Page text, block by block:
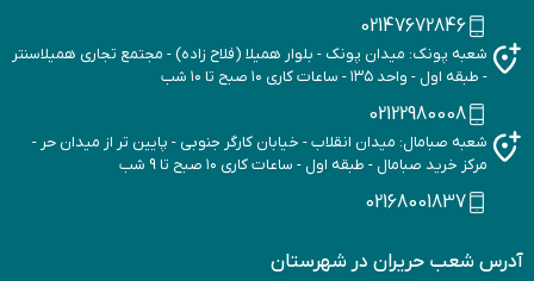
02147672846
شعبه پونک: میدان پونک - بلوار همیلا (فلاح زاده) - مجتمع تجاری همیلاسنتر
- طبقه اول - واحد ۱۳۵ - ساعات کاری ۱۰ صبح تا ۱۰ شب
02122980008
شعبه صبامال: میدان انقلاب - خیابان کارگر جنوبی - پایین تر از میدان حر -
مرکز خرید صبامال - طبقه اول - ساعات کاری ۱۰ صبح تا 9 شب
02168001837
آدرس شعب حریران در شهرستان